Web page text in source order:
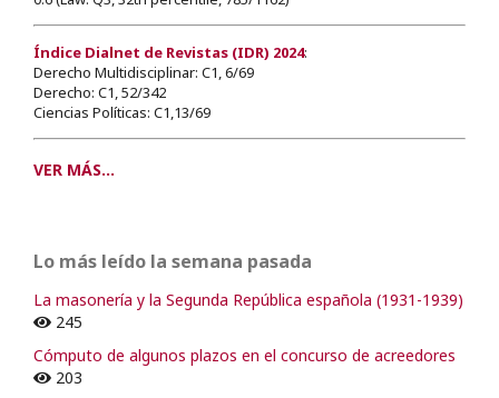
Índice Dialnet de Revistas (IDR) 2024:
Derecho Multidisciplinar: C1, 6/69
Derecho: C1, 52/342
Ciencias Políticas: C1,13/69
VER MÁS...
Lo más leído la semana pasada
La masonería y la Segunda República española (1931-1939)
245
Cómputo de algunos plazos en el concurso de acreedores
203